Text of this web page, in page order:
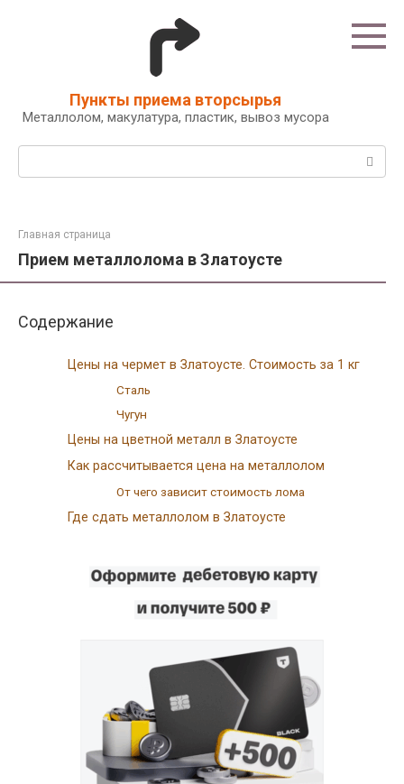
Пункты приема вторсырья
Металлолом, макулатура, пластик, вывоз мусора
Поиск:
Главная страница
Прием металлолома в Златоусте
Содержание
Цены на чермет в Златоусте. Стоимость за 1 кг
Сталь
Чугун
Цены на цветной металл в Златоусте
Как рассчитывается цена на металлолом
От чего зависит стоимость лома
Где сдать металлолом в Златоусте